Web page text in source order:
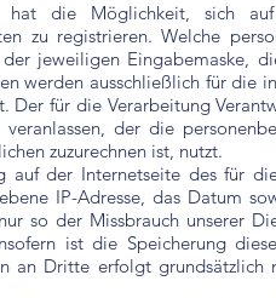
hat die Möglichkeit, sich
zu registrieren. Welche
jeweiligen Eingabemaske,
werden ausschließlich für die
Der für die Verarbeitung
veranlassen, der die
zuzurechnen ist, nutzt.
auf der Internetseite des für
IP-Adresse, das Datum
so der Missbrauch unserer
ist die Speicherung
an Dritte erfolgt